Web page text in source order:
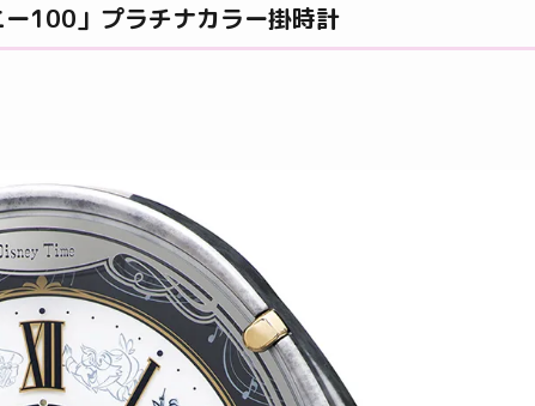
100」プラチナカラー掛時計